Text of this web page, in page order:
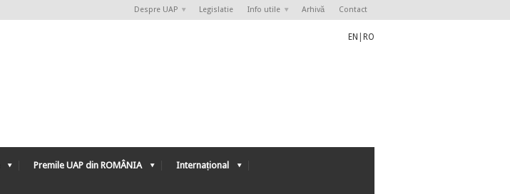
Despre UAP Legislatie Info utile Arhivă Contact
EN RO
Premile UAP din ROMÂNIA Internațional